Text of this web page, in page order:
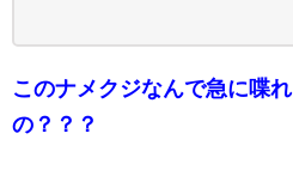
このナメクジなんで急に喋
の？？？